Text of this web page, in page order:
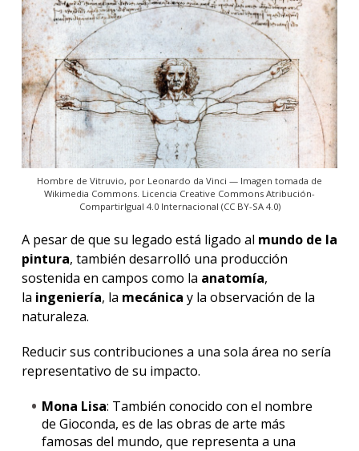
Hombre de Vitruvio, por Leonardo da Vinci — Imagen tomada de
Wikimedia Commons. Licencia Creative Commons Atribución-
CompartirIgual 4.0 Internacional (CC BY-SA 4.0)
A pesar de que su legado está ligado al mundo de la
pintura, también desarrolló una producción
sostenida en campos como la anatomía,
la ingeniería, la mecánica y la observación de la
naturaleza.
Reducir sus contribuciones a una sola área no sería
representativo de su impacto.
Mona Lisa: También conocido con el nombre
de Gioconda, es de las obras de arte más
famosas del mundo, que representa a una